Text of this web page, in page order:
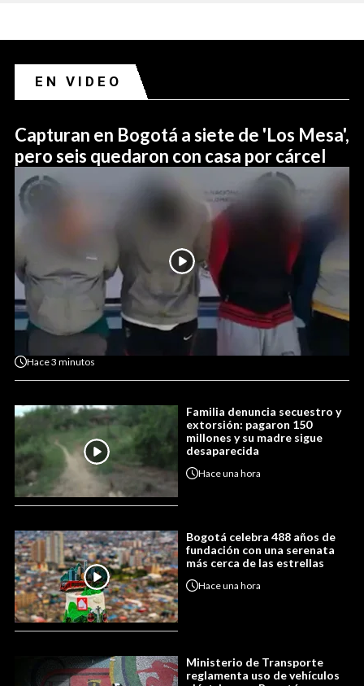
EN VIDEO
Capturan en Bogotá a siete de 'Los Mesa',
pero seis quedaron con casa por cárcel
Hace3 minutos
Familia denuncia secuestro y
extorsión: pagaron 150
millones y su madre sigue
desaparecida
Haceuna hora
Bogotá celebra 488 años de
fundación con una serenata
más cerca de las estrellas
Haceuna hora
Ministerio de Transporte
reglamenta uso de vehículos